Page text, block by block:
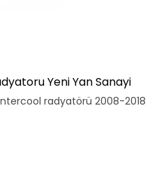
Yeni Yan Sanayi
intercool radyatörü 2008-2018